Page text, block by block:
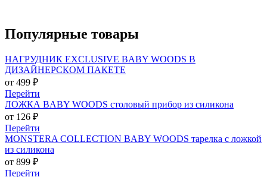
Популярные товары
НАГРУДНИК EXCLUSIVE BABY WOODS В
ДИЗАЙНЕРСКОМ ПАКЕТЕ
от 499 ₽
Перейти
ЛОЖКА BABY WOODS столовый прибор из силикона
от 126 ₽
Перейти
MONSTERA COLLECTION BABY WOODS тарелка с ложкой
из силикона
от 899 ₽
Перейти